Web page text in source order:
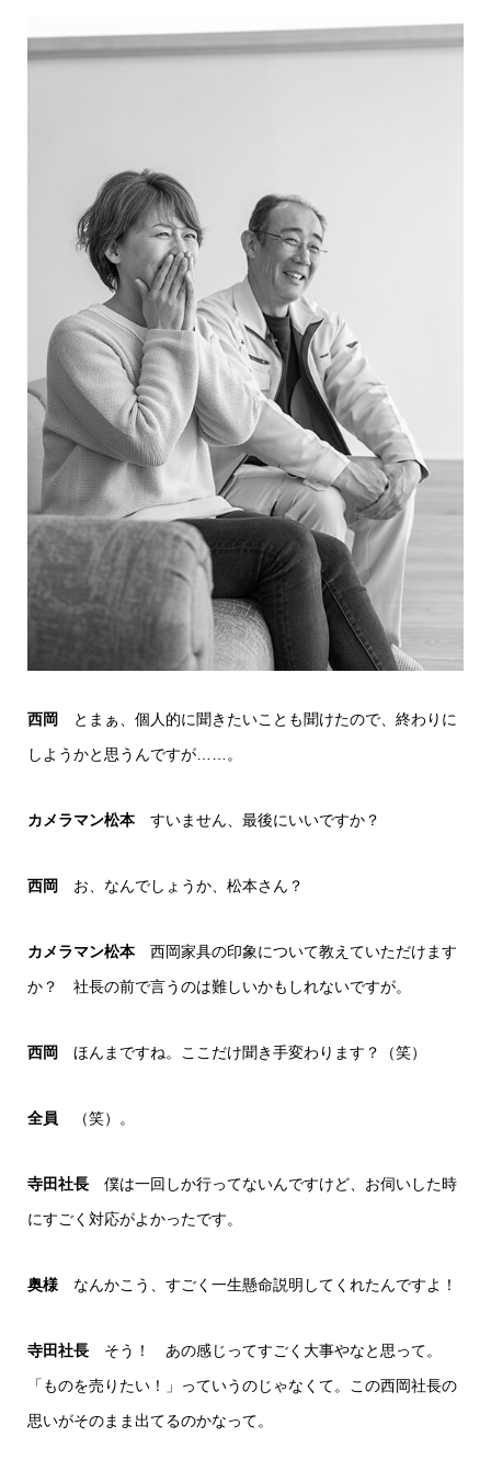
西岡
とまぁ、個人的に聞きたいことも聞けたので、終わりに
しようかと思うんですが……。
カメラマン松本すいません、最後にいいですか？
西岡 お、なんでしょうか、松本さん？
カメラマン松本西岡家具の印象について教えていただけます
か？ 社長の前で言うのは難しいかもしれないですが。
西岡 ほんまですね。ここだけ聞き手変わります？（笑）
全員 （笑）。
寺田社長 僕は一回しか行ってないんですけど、お伺いした時
にすごく対応がよかったです。
奥様 なんかこう、すごく一生懸命説明してくれたんですよ！
寺田社長 そう！ あの感じってすごく大事やなと思って。
「ものを売りたい！」っていうのじゃなくて。この西岡社長の
思いがそのまま出てるのかなって。